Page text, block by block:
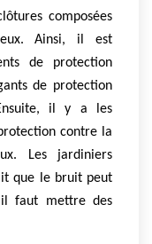
composées
Ainsi, il est
de protection
de protection
il y a les
contre la
Les jardiniers
que le bruit peut
faut mettre des